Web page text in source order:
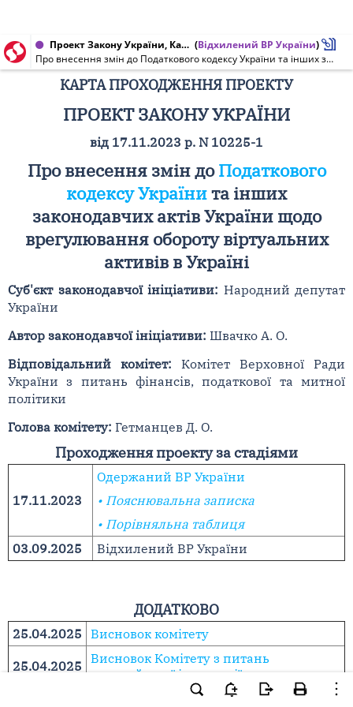
Проект Закону України, Карта проходження проекту від 03.09.2025 № 10225-1 (Відхилений ВР України)
Про внесення змін до Податкового кодексу України та інших законодавчих актів України щодо врегулювання обороту віртуальних активів в Україні